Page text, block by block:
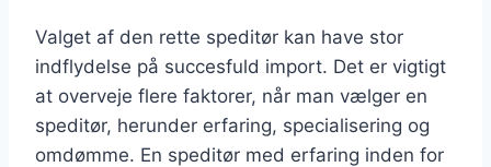
Valget af den rette speditør kan have stor
indflydelse på succesfuld import. Det er vigtigt
at overveje flere faktorer, når man vælger en
speditør, herunder erfaring, specialisering og
omdømme. En speditør med erfaring inden for